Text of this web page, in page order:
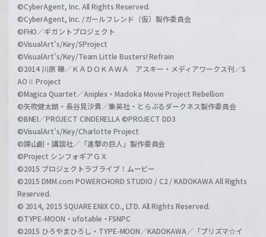
©CyberAgent, Inc. All Rights Reserved.
©CyberAgent, Inc. /ガールフレンド（仮）製作委員会
©FHO／ギガントプロジェクト
©VisualArt's/Key/SProject
©VisualArt's/Key/Team Little Busters! Refrain
©2014 川原 礫／ＫＡＤＯＫＡＷＡ アスキー・メディアワークス刊／S
AOⅡ Project
©Magica Quartet／Aniplex・Madoka Movie Project Rebellion
©矢吹健太朗・長谷見沙貴／集英社・とらぶるダークネス製作委員会
©BNEI／PROJECT CINDERELLA ©PROJECT DD3
©VisualArt's/Key/Charlotte Project
©諫山創・講談社／「進撃の巨人」製作委員会
©Project シンフォギアＧＸ
©2015 プロジェクトラブライブ！ムービー
©2015 DMM.com POWERCHORD STUDIO / C2 / KADOKAWA All Rights
Reserved.
© 2014, 2015 SQUARE ENIX CO., LTD. All Rights Reserved.
©TYPE-MOON・ufotable・FSNPC
©2015 ひろやまひろし・TYPE-MOON／KADOKAWA／「プリズマ☆イ